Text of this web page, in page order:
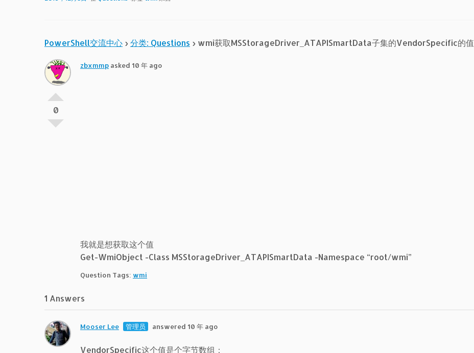
PowerShell交流中心 › 分类: Questions › wmi获取MSStorageDriver_ATAPISmartData子集的VendorSpecific的值
0
zbxmmp asked 10 年 ago
我就是想获取这个值
Get-WmiObject -Class MSStorageDriver_ATAPISmartData -Namespace “root/wmi”
Question Tags: wmi
1 Answers
Mooser Lee 管理员 answered 10 年 ago
VendorSpecific这个值是个字节数组：